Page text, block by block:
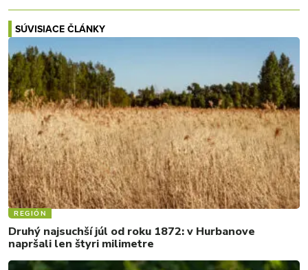
SÚVISIACE ČLÁNKY
REGIÓN
Druhý najsuchší júl od roku 1872: v Hurbanove
napršali len štyri milimetre